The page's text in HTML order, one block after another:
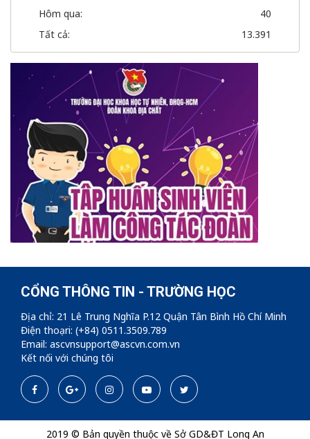
Hôm qua:
40
Tất cả:
13.391
CỔNG THÔNG TIN - TRƯỜNG HỌC
Địa chỉ: 21 Lê Trung Nghĩa P.12 Quận Tân Bình Hồ Chí Minh
Điện thoạri: (+84) 0511.3509.789
Email: ascvnsupport@ascvn.com.vn
Kết nối với chúng tôi
2019 © Bản quyền thuộc về Sở GD&ĐT Long An